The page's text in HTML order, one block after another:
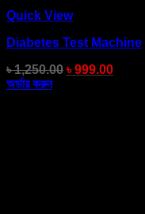
Quick View
Diabetes Test Machine
৳1,250.00 ৳999.00
অর্ডার করুন